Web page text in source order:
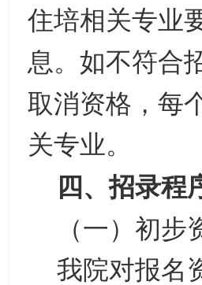
住培相关专业
息。如不符合
取消资格，每
关专业。
四、招录程
（一）初
我院对报名